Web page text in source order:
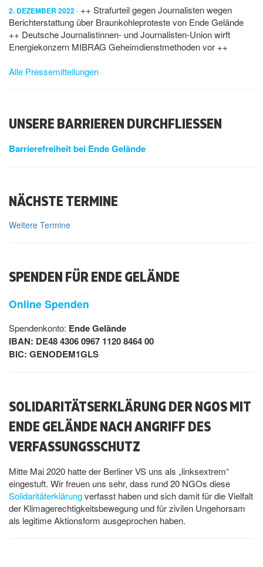
2. DEZEMBER 2022
++ Strafurteil gegen Journalisten wegen
Berichterstattung über Braunkohleproteste von Ende Gelände
++ Deutsche Journalistinnen- und Journalisten-Union wirft
Energiekonzern MIBRAG Geheimdienstmethoden vor ++
Alle Pressemitteilungen
UNSERE BARRIEREN DURCHFLIESSEN
Barrierefreiheit bei Ende Gelände
NÄCHSTE TERMINE
Weitere Termine
SPENDEN FÜR ENDE GELÄNDE
Online Spenden
Spendenkonto: Ende Gelände
IBAN: DE48 4306 0967 1120 8464 00
BIC: GENODEM1GLS
SOLIDARITÄTSERKLÄRUNG DER NGOS MIT
ENDE GELÄNDE NACH ANGRIFF DES
VERFASSUNGSSCHUTZ
Mitte Mai 2020 hatte der Berliner VS uns als „linksextrem“
eingestuft. Wir freuen uns sehr, dass rund 20 NGOs diese
Solidaritäterklärungverfasst haben und sich damit für die Vielfalt
der Klimagerechtigkeitsbewegung und für zivilen Ungehorsam
als legitime Aktionsform ausgeprochen haben.